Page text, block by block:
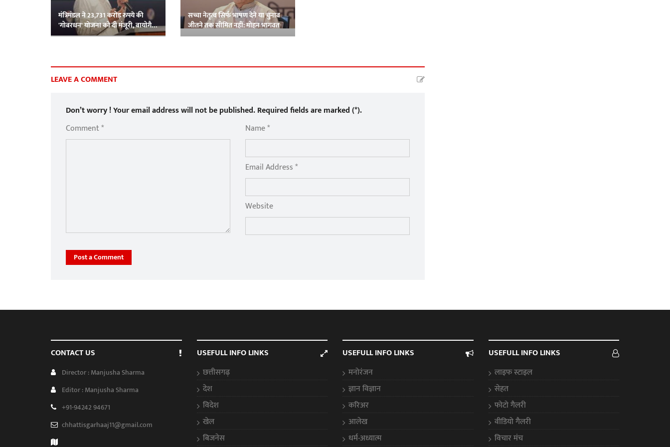
मंत्रिमंडल ने 23,731 करोड़ रुपये की
'गोबरधन' योजना को दी मंजूरी, बायोगैस
उत्पादन बढ़ाने पर जोर
सच्चा नेतृत्व सिर्फ भाषण देने या चुनाव
जीतने तक सीमित नहीं: मोहन भागवत
LEAVE A COMMENT
Don’t worry ! Your email address will not be published. Required fields are marked (*).
Comment *
Name *
Email Address *
Website
Post a Comment
CONTACT US
Director : Manjusha Sharma
Editor : Manjusha Sharma
+91-94242 94671
chhattisgarhaaj11@gmail.com
USEFULL INFO LINKS
छत्तीसगढ़
देश
विदेश
खेल
बिजनेस
USEFULL INFO LINKS
मनोरंजन
ज्ञान विज्ञान
करिअर
आलेख
धर्म-अध्यात्म
USEFULL INFO LINKS
लाइफ स्टाइल
सेहत
फोटो गैलरी
वीडियो गैलरी
विचार मंच